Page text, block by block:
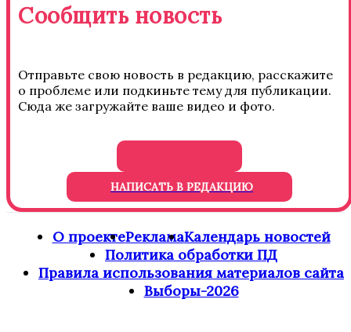
Сообщить новость
Отправьте свою новость в редакцию, расскажите
о проблеме или подкиньте тему для публикации.
Сюда же загружайте ваше видео и фото.
НАПИСАТЬ В РЕДАКЦИЮ
О проектеРекламаКалендарь новостей
Политика обработки ПД
Правила использования материалов сайта
Выборы-2026